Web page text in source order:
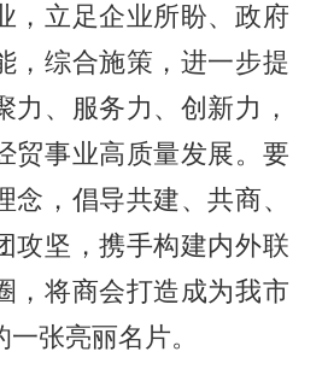
，立足企业所盼、政府
，综合施策，进一步提
力、服务力、创新力，
贸事业高质量发展。要
念，倡导共建、共商、
攻坚，携手构建内外联
，将商会打造成为我市
张亮丽名片。